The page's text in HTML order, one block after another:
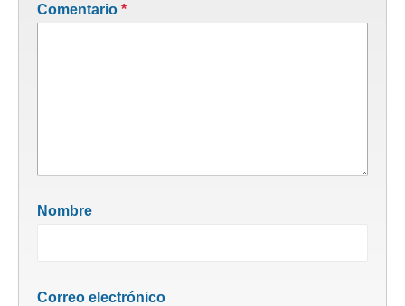
Comentario *
Nombre
Correo electrónico